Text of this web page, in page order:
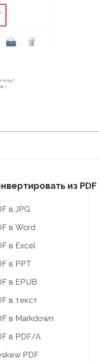
из PDF
в JPG
в Word
в Excel
в PPT
в EPUB
в текст
в Markdown
в PDF/A
PDF